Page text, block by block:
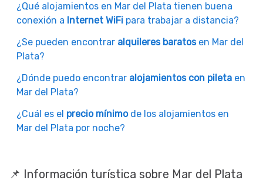
¿Qué alojamientos en Mar del Plata tienen buena
conexión a Internet WiFi para trabajar a distancia?
¿Se pueden encontrar alquileres baratosen Mar del
Plata?
¿Dónde puedo encontrar alojamientos con pileta en
Mar del Plata?
¿Cuál es el precio mínimode los alojamientos en
Mar del Plata por noche?
📌 Información turística sobre Mar del Plata